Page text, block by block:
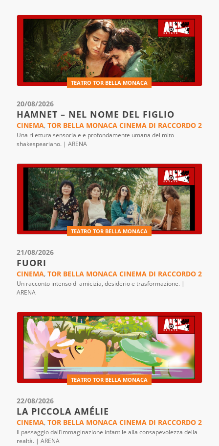
TEATRO TOR BELLA MONACA
20/08/2026
HAMNET – NEL NOME DEL FIGLIO
CINEMA, TOR BELLA MONACA CINEMA DI RACCORDO 2
Una rilettura sensoriale e profondamente umana del mito
shakespeariano. | ARENA
TEATRO TOR BELLA MONACA
21/08/2026
FUORI
CINEMA, TOR BELLA MONACA CINEMA DI RACCORDO 2
Un racconto intenso di amicizia, desiderio e trasformazione. |
ARENA
TEATRO TOR BELLA MONACA
22/08/2026
LA PICCOLA AMÉLIE
CINEMA, TOR BELLA MONACA CINEMA DI RACCORDO 2
Il passaggio dall’immaginazione infantile alla consapevolezza della
realtà. | ARENA